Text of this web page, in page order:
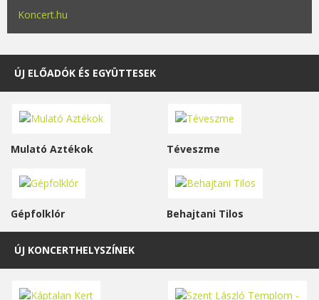
Koncert.hu
ÚJ ELŐADÓK ÉS EGYÜTTESEK
Mulató Aztékok Téveszme
Gépfolklór Behajtani Tilos
ÚJ KONCERTHELYSZÍNEK